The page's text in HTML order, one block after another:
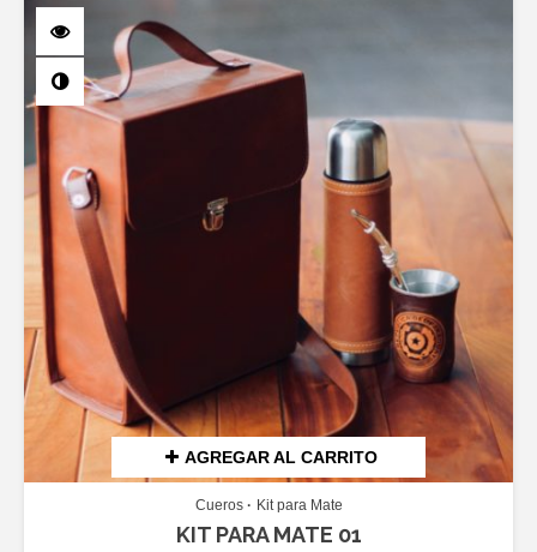
AGREGAR AL CARRITO
Cueros Kit para Mate
KIT PARA MATE 01